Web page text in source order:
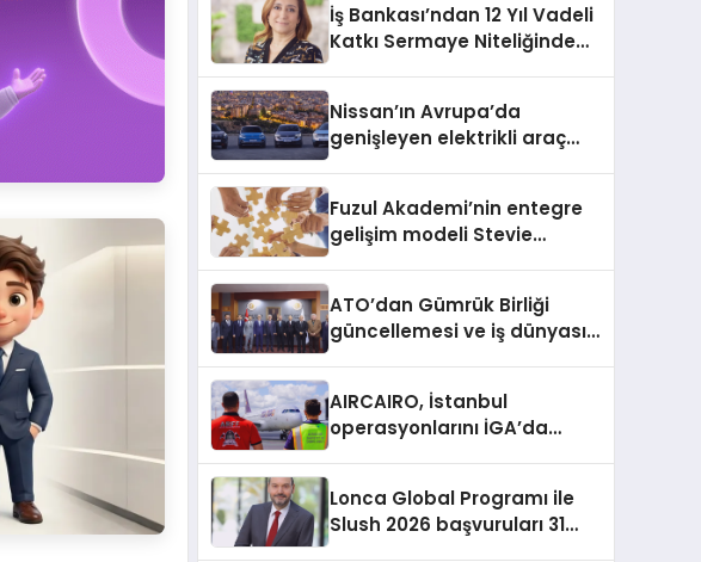
İş Bankası’ndan 12 Yıl Vadeli
Katkı Sermaye Niteliğinde
Nissan’ın Avrupa’da
genişleyen elektrikli araç
Fuzul Akademi’nin entegre
gelişim modeli Stevie
ATO’dan Gümrük Birliği
güncellemesi ve iş dünyası
AIRCAIRO, İstanbul
operasyonlarını İGA’da
Lonca Global Programı ile
Slush 2026 başvuruları 31